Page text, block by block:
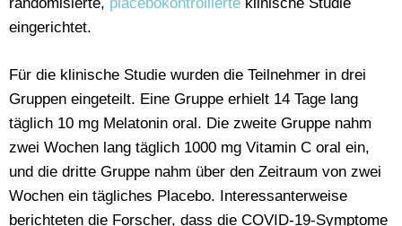
eingerichtet.
Für die klinische Studie wurden die Teilnehmer in drei
Gruppen eingeteilt. Eine Gruppe erhielt 14 Tage lang
täglich 10 mg Melatonin oral. Die zweite Gruppe nahm
zwei Wochen lang täglich 1000 mg Vitamin C oral ein,
und die dritte Gruppe nahm über den Zeitraum von zwei
Wochen ein tägliches Placebo. Interessanterweise
berichteten die Forscher, dass die COVID-19-Symptome